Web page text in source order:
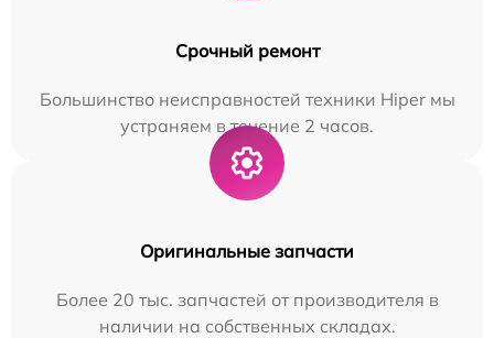
Срочный ремонт
Большинство неисправностей техники Hiper мы
устраняем в течение 2 часов.
Оригинальные запчасти
Более 20 тыс. запчастей от производителя в
наличии на собственных складах.